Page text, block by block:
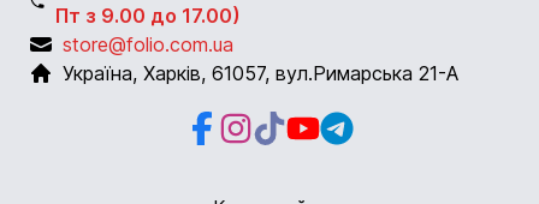
Пт з 9.00 до 17.00)
store@folio.com.ua
Україна, Харків, 61057, вул.Римарська 21-А
Facebook
Instagram
Instagram
YoutubeTelegram